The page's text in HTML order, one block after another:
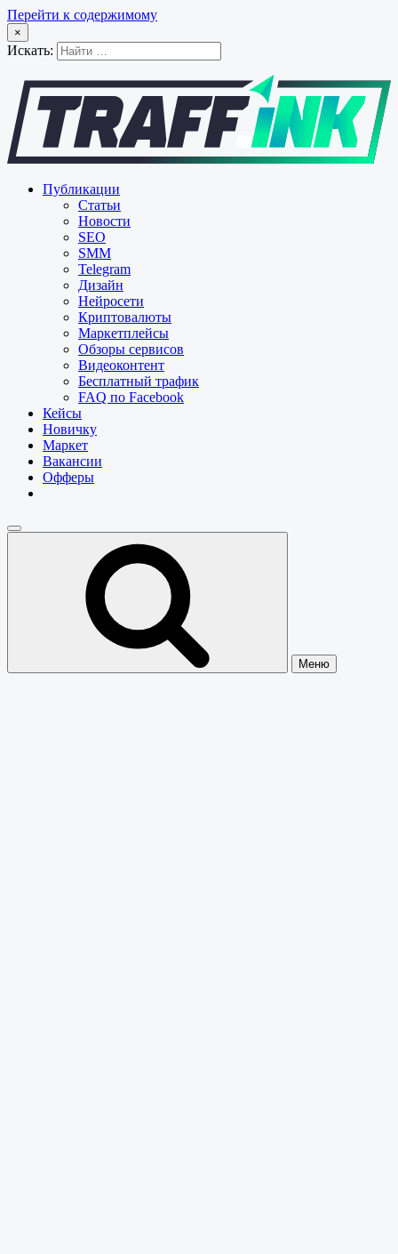
Перейти к содержимому
×
Искать:
Публикации
Статьи
Новости
SEO
SMM
Telegram
Дизайн
Нейросети
Криптовалюты
Маркетплейсы
Обзоры сервисов
Видеоконтент
Бесплатный трафик
FAQ по Facebook
Кейсы
Новичку
Маркет
Вакансии
Офферы
Меню